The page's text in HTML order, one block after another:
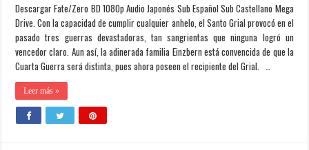
Descargar Fate/Zero BD 1080p Audio Japonés Sub Español Sub Castellano Mega
Drive. Con la capacidad de cumplir cualquier anhelo, el Santo Grial provocó en el
pasado tres guerras devastadoras, tan sangrientas que ninguna logró un
vencedor claro. Aun así, la adinerada familia Einzbern está convencida de que la
Cuarta Guerra será distinta, pues ahora poseen el recipiente del Grial. …
Leer más »